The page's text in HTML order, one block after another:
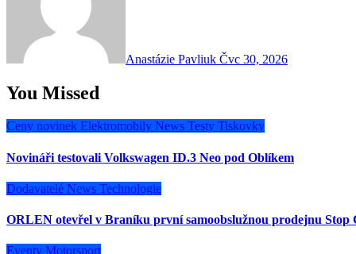
Anastázie Pavliuk Čvc 30, 2026
You Missed
Ceny novinek Elektromobily News Testy Tiskovky
Novináři testovali Volkswagen ID.3 Neo pod Oblíkem
Dodavatelé News Technologie
ORLEN otevřel v Braníku první samoobslužnou prodejnu Stop
Eventy Motorsport